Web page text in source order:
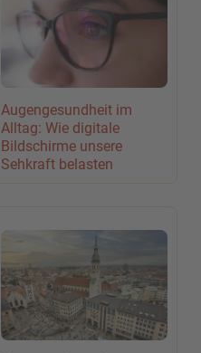
Augengesundheit im
Alltag: Wie digitale
Bildschirme unsere
Sehkraft belasten